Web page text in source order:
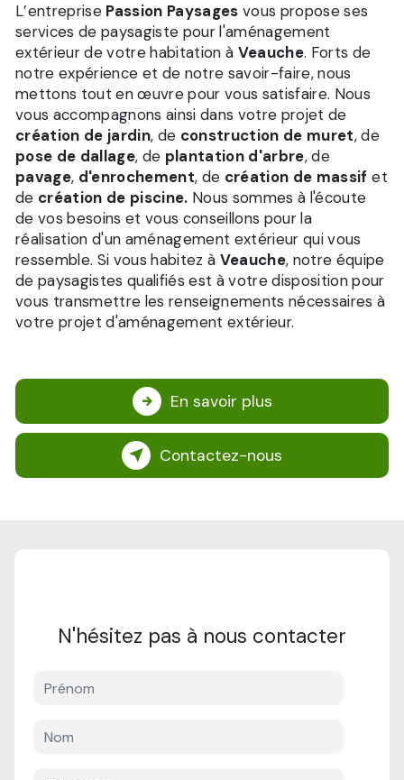
L’entreprise Passion Paysages vous propose ses
services de paysagiste pour l'aménagement
extérieur de votre habitation à Veauche. Forts de
notre expérience et de notre savoir-faire, nous
mettons tout en œuvre pour vous satisfaire. Nous
vous accompagnons ainsi dans votre projet de
création de jardin, de construction de muret, de
pose de dallage, de plantation d'arbre, de
pavage, d'enrochement, de création de massif et
de création de piscine. Nous sommes à l'écoute
de vos besoins et vous conseillons pour la
réalisation d'un aménagement extérieur qui vous
ressemble. Si vous habitez à Veauche, notre équipe
de paysagistes qualifiés est à votre disposition pour
vous transmettre les renseignements nécessaires à
votre projet d'aménagement extérieur.
En savoir plus
Contactez-nous
N'hésitez pas à nous contacter